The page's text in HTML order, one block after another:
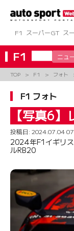
ツ
へ
ス
キ
ッ
F1 スーパーGT ス
F1 ニュ
TOP F1 フォト
F1 フォト
【写真6
投稿日: 2024.07.04
2024年F1イギリ
ルRB20